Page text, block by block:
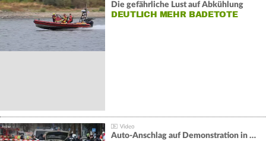
Die gefährliche Lust auf Abkühlung
DEUTLICH MEHR BADETOTE
Auto-Anschlag auf Demonstration in München: